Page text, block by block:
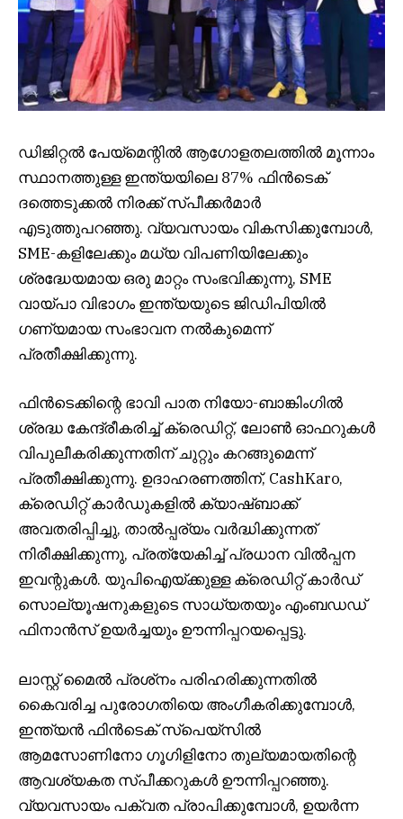
ഡിജിറ്റൽ പേയ്‌മെന്റിൽ ആഗോളതലത്തിൽ മൂന്നാം
സ്ഥാനത്തുള്ള ഇന്ത്യയിലെ 87% ഫിൻടെക്
ദത്തെടുക്കൽ നിരക്ക് സ്പീക്കർമാർ
എടുത്തുപറഞ്ഞു. വ്യവസായം വികസിക്കുമ്പോൾ,
SME-കളിലേക്കും മധ്യ വിപണിയിലേക്കും
ശ്രദ്ധേയമായ ഒരു മാറ്റം സംഭവിക്കുന്നു, SME
വായ്പാ വിഭാഗം ഇന്ത്യയുടെ ജിഡിപിയിൽ
ഗണ്യമായ സംഭാവന നൽകുമെന്ന്
പ്രതീക്ഷിക്കുന്നു.
ഫിൻ‌ടെക്കിന്റെ ഭാവി പാത നിയോ-ബാങ്കിംഗിൽ
ശ്രദ്ധ കേന്ദ്രീകരിച്ച് ക്രെഡിറ്റ്, ലോൺ ഓഫറുകൾ
വിപുലീകരിക്കുന്നതിന് ചുറ്റും കറങ്ങുമെന്ന്
പ്രതീക്ഷിക്കുന്നു. ഉദാഹരണത്തിന്, CashKaro,
ക്രെഡിറ്റ് കാർഡുകളിൽ ക്യാഷ്ബാക്ക്
അവതരിപ്പിച്ചു, താൽപ്പര്യം വർദ്ധിക്കുന്നത്
നിരീക്ഷിക്കുന്നു, പ്രത്യേകിച്ച് പ്രധാന വിൽപ്പന
ഇവന്റുകൾ. യുപിഐയ്ക്കുള്ള ക്രെഡിറ്റ് കാർഡ്
സൊല്യൂഷനുകളുടെ സാധ്യതയും എംബഡഡ്
ഫിനാൻസ് ഉയർച്ചയും ഊന്നിപ്പറയപ്പെട്ടു.
ലാസ്റ്റ് മൈൽ പ്രശ്‌നം പരിഹരിക്കുന്നതിൽ
കൈവരിച്ച പുരോഗതിയെ അംഗീകരിക്കുമ്പോൾ,
ഇന്ത്യൻ ഫിൻ‌ടെക് സ്‌പെയ്‌സിൽ
ആമസോണിനോ ഗൂഗിളിനോ തുല്യമായതിന്റെ
ആവശ്യകത സ്പീക്കറുകൾ ഊന്നിപ്പറഞ്ഞു.
വ്യവസായം പക്വത പ്രാപിക്കുമ്പോൾ, ഉയർന്ന